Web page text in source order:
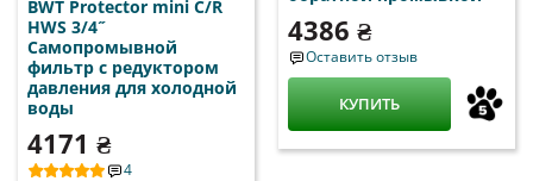
BWT Protector mini C/R
HWS 3/4˝
Самопромывной
фильтр с редуктором
давления для холодной
воды
4171 ₴
4
4386 ₴
Оставить отзыв
КУПИТЬ